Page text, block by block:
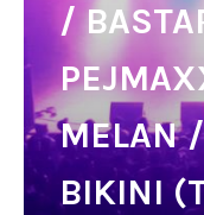
/
MELAN
BIKINI